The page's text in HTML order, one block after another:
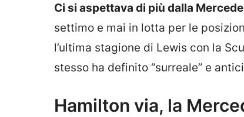
Ci si aspettava di più dalla
settimo e mai in lotta per le
l’ultima stagione di Lewis con la
stesso ha definito “surreale” e
Hamilton via, la